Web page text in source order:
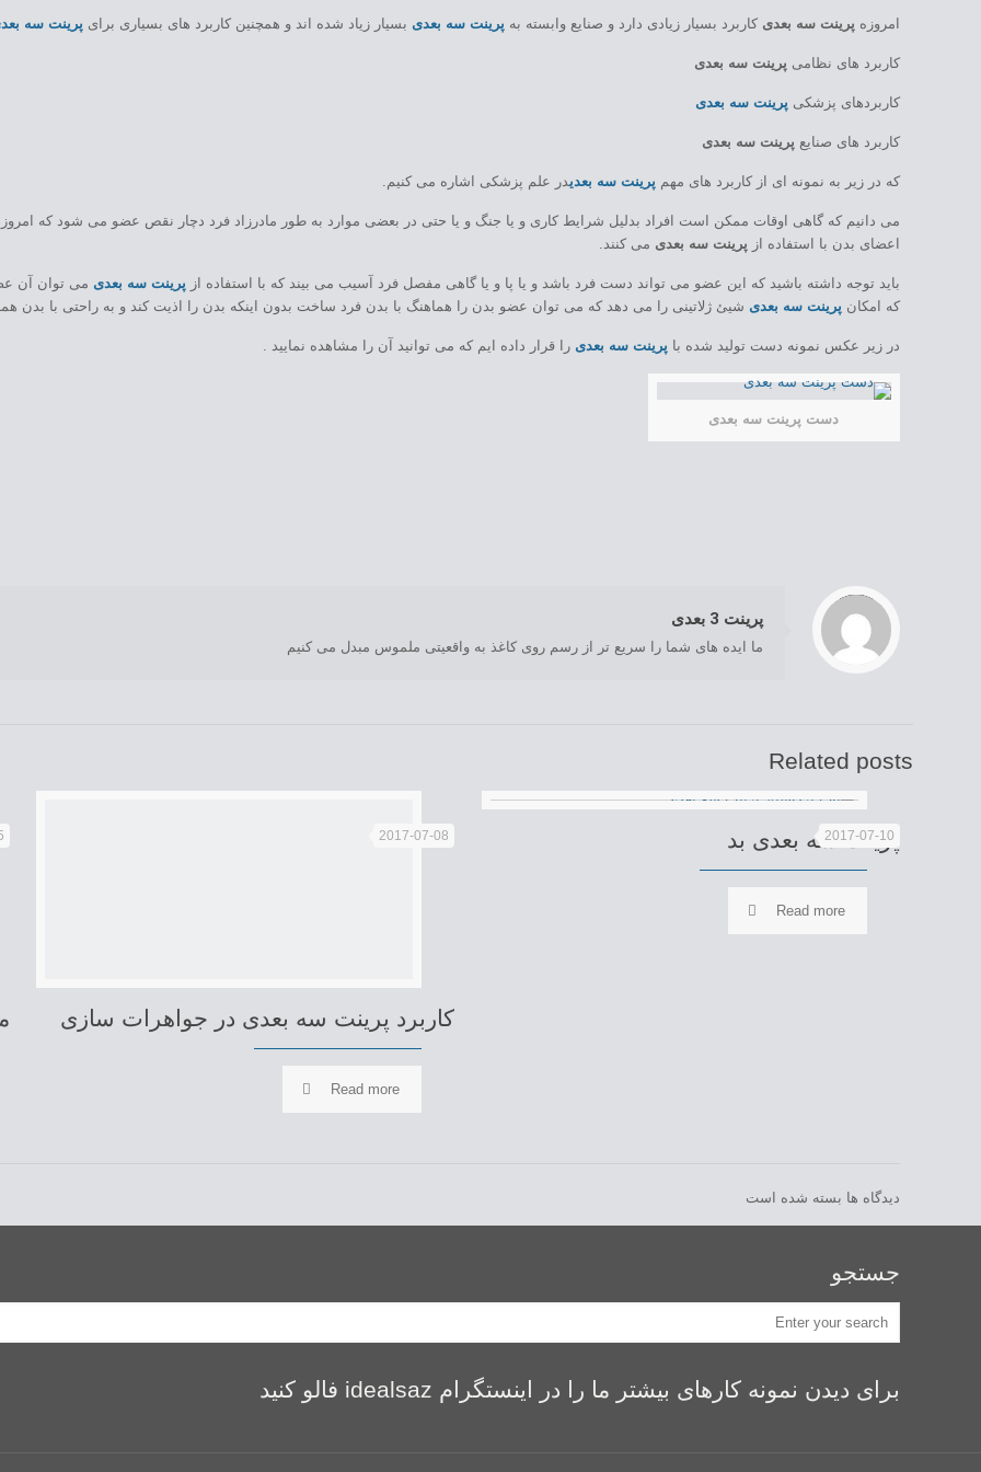
امروزه پرینت سه بعدی کاربرد بسیار زیادی دارد و صنایع وابسته به پرینت سه بعدی بسیار زیاد شده اند و همچنین کاربرد های بسیاری برای پرینت سه
کاربرد های نظامی پرینت سه بعدی
کاربردهای پزشکی پرینت سه بعدی
کاربرد های صنایع پرینت سه بعدی
که در زیر به نمونه ای از کاربرد های مهم پرینت سه بعدیدر علم پزشکی اشاره می کنیم.
می دانیم که گاهی اوقات ممکن است افراد بدلیل شرایط کاری و یا جنگ و یا حتی در بعضی موارد به طور مادرزاد فرد دچار نقص عضو می شود که
اعضای بدن با استفاده از پرینت سه بعدی می کنند.
باید توجه داشته باشید که این عضو می تواند دست فرد باشد و یا پا و یا گاهی مفصل فرد آسیب می بیند که با استفاده از پرینت سه بعدی می توان آن
که امکان پرینت سه بعدی شیئ ژلاتینی را می دهد که می توان عضو بدن را هماهنگ با بدن فرد ساخت بدون اینکه بدن را اذیت کند و به راحتی با بدن
در زیر عکس نمونه دست تولید شده با پرینت سه بعدی را قرار داده ایم که می توانید آن را مشاهده نمایید .
دست پرینت سه بعدی
Warning
: Trying to access array offset on value of type null in
/home/com12333/public_html/wp-content/themes/Industry/includes/content-single.php
on line195
پرینت 3 بعدی
ما ایده های شما را سریع تر از رسم روی کاغذ به واقعیتی ملموس مبدل می کنیم
Related posts
2017-07-10
پرینت سه بعدی بد
Read more
2017-07-08
کاربرد پرینت سه بعدی در جواهرات سازی
Read more
دیدگاه ها بسته شده است
جستجو
برای دیدن نمونه کارهای بیشتر ما را در اینستگرام idealsaz فالو کنید